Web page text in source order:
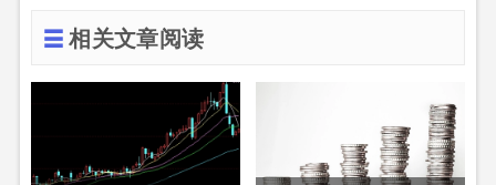
相关文章阅读